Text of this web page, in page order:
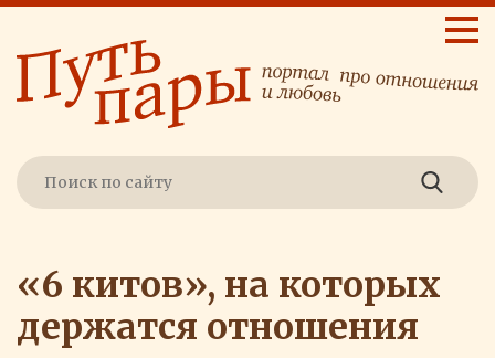
«6 китов», на которых
держатся отношения